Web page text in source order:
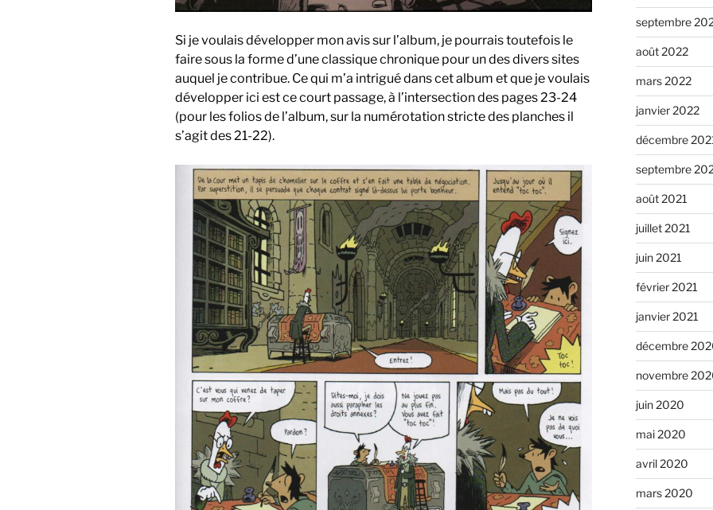
Si je voulais développer mon avis sur l’album, je pourrais toutefois le
faire sous la forme d’une classique chronique pour un des divers sites
auquel je contribue. Ce qui m’a intrigué dans cet album et que je voulais
développer ici est ce court passage, à l’intersection des pages 23-24
(pour les folios de l’album, sur la numérotation stricte des planches il
s’agit des 21-22).
septembre
août 2022
mars 2022
janvier 2022
décembre
septembre
août 2021
juillet 2021
juin 2021
février 2021
janvier 2021
décembre
novembre
juin 2020
mai 2020
avril 2020
mars 2020